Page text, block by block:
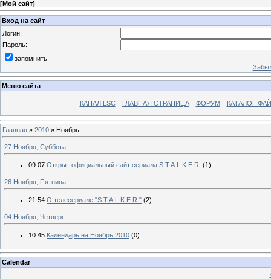
[Мой сайт]
Вход на сайт
Логин:
Пароль:
запомнить
Меню сайта
КАНАЛ LSC ГЛАВНАЯ СТРАНИЦА ФОРУМ КАТАЛОГ
Главная » 2010 » Ноябрь
27 Ноября, Суббота
09:07 Открыт официальный сайт сериала S.T.A.L.K.E.R. (1)
26 Ноября, Пятница
21:54 О телесериале "S.T.A.L.K.E.R." (2)
04 Ноября, Четверг
10:45 Календарь на Ноябрь 2010 (0)
Calendar